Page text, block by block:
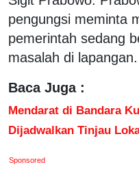
pengungsi meminta
pemerintah sedang
masalah di lapangan.
Baca Juga :
Mendarat di Bandara
Dijadwalkan Tinjau
Sponsored